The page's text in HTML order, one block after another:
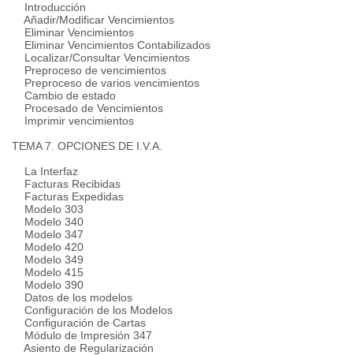
Introducción
Añadir/Modificar Vencimientos
Eliminar Vencimientos
Eliminar Vencimientos Contabilizados
Localizar/Consultar Vencimientos
Preproceso de vencimientos
Preproceso de varios vencimientos
Cambio de estado
Procesado de Vencimientos
Imprimir vencimientos
TEMA 7. OPCIONES DE I.V.A.
La Interfaz
Facturas Recibidas
Facturas Expedidas
Modelo 303
Modelo 340
Modelo 347
Modelo 420
Modelo 349
Modelo 415
Modelo 390
Datos de los modelos
Configuración de los Modelos
Configuración de Cartas
Módulo de Impresión 347
Asiento de Regularización